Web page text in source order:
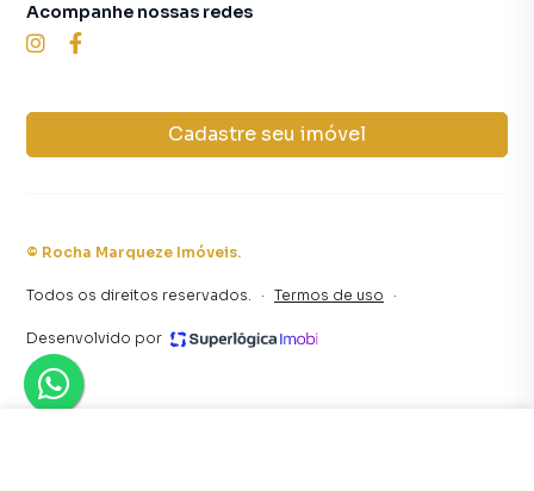
Cadastre seu imóvel
Acompanhe nossas redes
© Rocha Marqueze Imóveis.
Todos os direitos reservados. · Termos de uso ·
Desenvolvido por